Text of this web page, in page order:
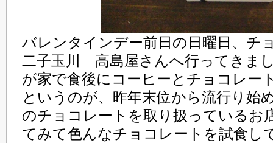
バレンタインデー前日の日曜日、チ
二子玉川 高島屋さんへ行ってきま
が家で食後にコーヒーとチョコレー
というのが、昨年末位から流行り始
のチョコレートを取り扱っているお
てみて色んなチョコレートを試食し